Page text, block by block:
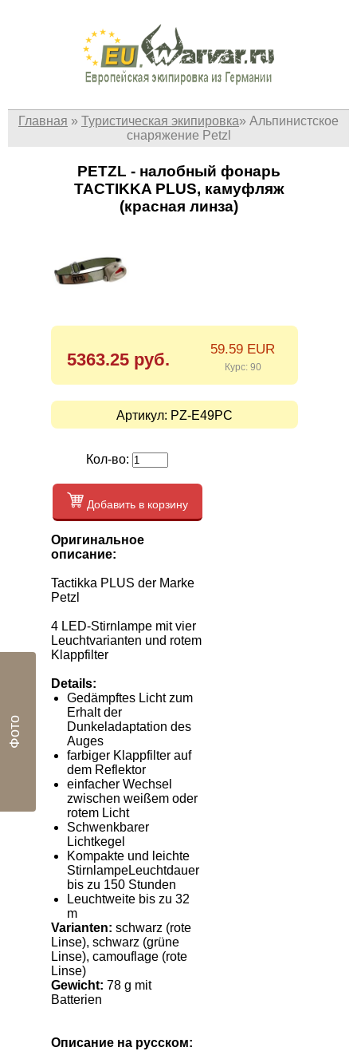
Главная » Туристическая экипировка» Альпинистское
снаряжение Petzl
PETZL - налобный фонарь
TACTIKKA PLUS, камуфляж
(красная линза)
5363.25 руб.
59.59 EUR
Курс: 90
Артикул: PZ-E49PC
Кол-во:
Добавить в корзину
Оригинальное
описание:
Tactikka PLUS der Marke
Petzl
4 LED-Stirnlampe mit vier
Leuchtvarianten und rotem
Klappfilter
Details:
Gedämpftes Licht zum
Erhalt der
Dunkeladaptation des
Auges
farbiger Klappfilter auf
dem Reflektor
einfacher Wechsel
zwischen weißem oder
rotem Licht
Schwenkbarer
Lichtkegel
Kompakte und leichte
StirnlampeLeuchtdauer
bis zu 150 Stunden
Leuchtweite bis zu 32
m
Varianten: schwarz (rote
Linse), schwarz (grüne
Linse), camouflage (rote
Linse)
Gewicht: 78 g mit
Batterien
Описание на русском:
Фото